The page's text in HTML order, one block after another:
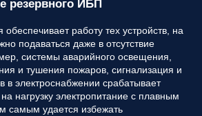
резервного ИБП
работу тех устройств, на
подаваться даже в отсутствие
системы аварийного освещения,
и тушения пожаров, сигнализация и
в электроснабжении срабатывает
нагрузку электропитание с плавным
самым удается избежать